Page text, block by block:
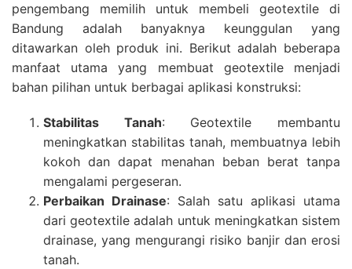
pengembang memilih untuk membeli geotextile di
Bandung adalah banyaknya keunggulan yang
ditawarkan oleh produk ini. Berikut adalah beberapa
manfaat utama yang membuat geotextile menjadi
bahan pilihan untuk berbagai aplikasi konstruksi:
Stabilitas Tanah: Geotextile membantu
meningkatkan stabilitas tanah, membuatnya lebih
kokoh dan dapat menahan beban berat tanpa
mengalami pergeseran.
Perbaikan Drainase: Salah satu aplikasi utama
dari geotextile adalah untuk meningkatkan sistem
drainase, yang mengurangi risiko banjir dan erosi
tanah.